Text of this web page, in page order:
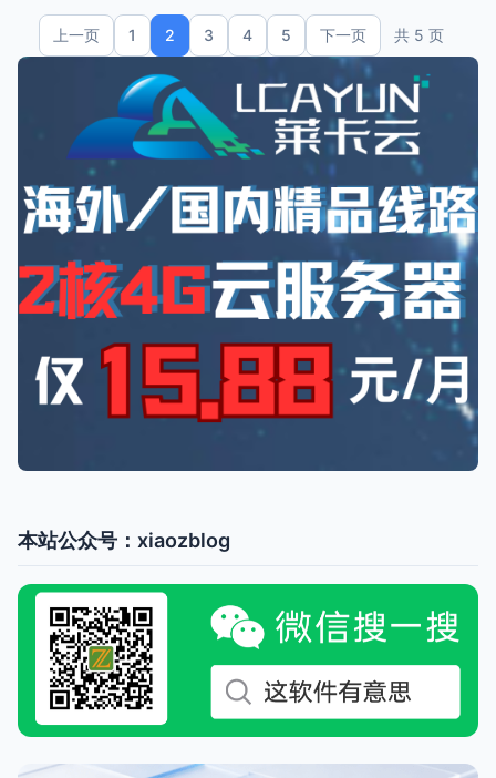
上一页 1 2 3 4 5 下一页 共 5 页
本站公众号：xiaozblog